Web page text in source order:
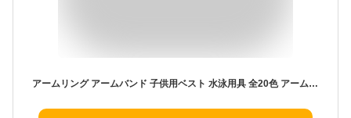
アームリング アームバンド 子供用ベスト 水泳用具 全20色 アームブイ 水遊び 浮輪 キッズ用 アームヘルパー 腕 腕 腕用浮輪 スイミング 男の子 女の子 安全 浮き輪 両腕用補助具 子供用 水遊び 水泳用品 アームフロート うきわ